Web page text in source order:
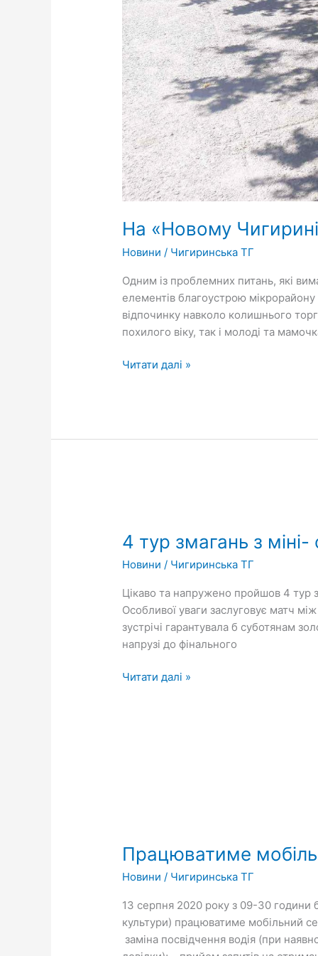
На «Новому
Новини / Чигиринська ТГ
Одним із проблемних питань, які
елементів благоустрою
відпочинку навколо колишнього
похилого віку, так і молоді та
Читати далі »
4 тур змагань з
Новини / Чигиринська ТГ
Цікаво та напружено пройшов 4 тур
Особливої уваги заслуговує матч
зустрічі гарантувала б суботянам
напрузі до фінального
змагань
міні-
футболу
на
першість
Чигиринської
Читати далі »
Працюватиме
Новини / Чигиринська ТГ
13 серпня 2020 року з 09-30 години
культури) працюватиме мобільний
заміна посвідчення водія (при
сервісний
центр
МВС